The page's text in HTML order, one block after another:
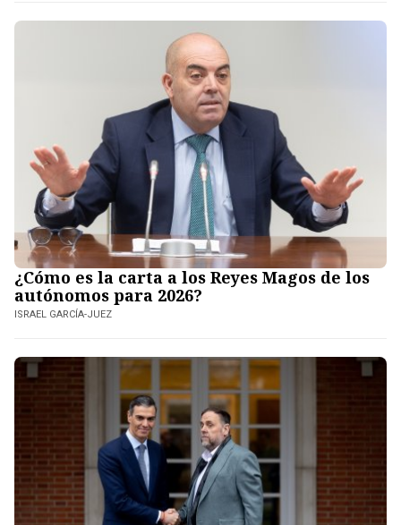
¿Cómo es la carta a los Reyes Magos de los
autónomos para 2026?
ISRAEL GARCÍA-JUEZ